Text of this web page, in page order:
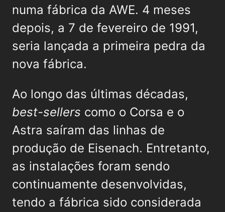
numa fábrica da AWE. 4 meses
depois, a 7 de fevereiro de 1991,
seria lançada a primeira pedra da
nova fábrica.
Ao longo das últimas décadas,
best-sellers como o Corsa e o
Astra saíram das linhas de
produção de Eisenach. Entretanto,
as instalações foram sendo
continuamente desenvolvidas,
tendo a fábrica sido considerada